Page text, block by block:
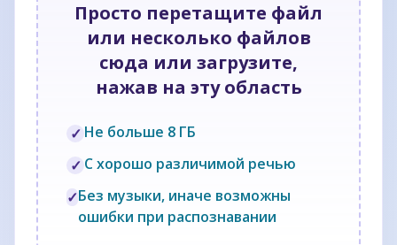
Просто перетащите файл
или несколько файлов
сюда или загрузите,
нажав на эту область
✓ Не больше 8 ГБ
✓ С хорошо различимой речью
✓Без музыки, иначе возможны
ошибки при распознавании